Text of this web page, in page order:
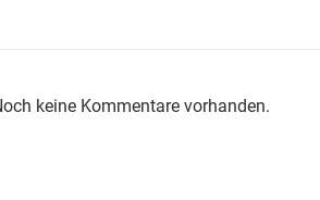
keine Kommentare vorhanden.